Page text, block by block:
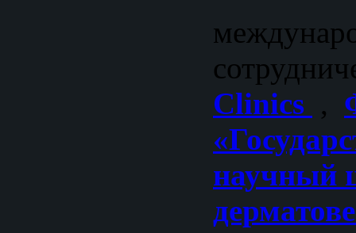
Clinics ,
научный